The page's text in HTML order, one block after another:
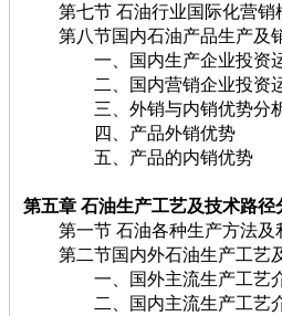
第七节 石油行业国际化营销
第八节国内石油产品生产及
一、国内生产企业投资运
二、国内营销企业投资运
三、外销与内销优势分
四、产品外销优势
五、产品的内销优势
第五章 石油生产工艺及技术路径
第一节 石油各种生产方法及
第二节国内外石油生产工艺
一、国外主流生产工艺
二、国内主流生产工艺